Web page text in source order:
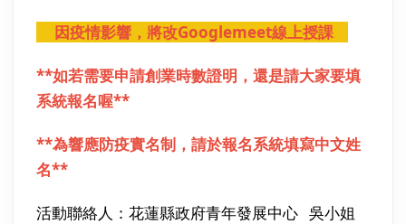
因疫情影響，將改Googlemeet線上授課
**如若需要申請創業時數證明，還是請大家要填
系統報名喔**
**為響應防疫實名制，請於報名系統填寫中文姓
名**
活動聯絡人：花蓮縣政府青年發展中心 吳小姐